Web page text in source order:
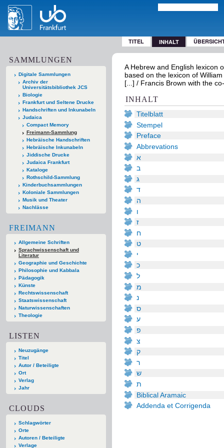
TITEL INHALT
SAMMLUNGEN
Digitale Sammlungen
Archiv der
Universitätsbibliothek JCS
Biologie
Frankfurt und Seltene Drucke
Handschriften und Inkunabeln
Judaica
Compact Memory
Freimann-Sammlung
Hebräische Handschriften
Hebräische Inkunabeln
Jiddische Drucke
Judaica Frankfurt
Kataloge
Rothschild-Sammlung
Kinderbuchsammlungen
Koloniale Sammlungen
Musik und Theater
Nachlässe
FREIMANN
Allgemeine Schriften
Sprachwissenschaft und
Literatur
Geographie und Geschichte
Philosophie und Kabbala
Pädagogik
Künste
Rechtswissenschaft
Staatswissenschaft
Naturwissenschaften
Theologie
LISTEN
Neuzugänge
Titel
Autor / Beteiligte
Ort
Verlag
Jahr
CLOUDS
Schlagwörter
Orte
Autoren / Beteiligte
Verlage
A Hebrew and English lexicon
based on the lexicon of
[...] / Francis Brown with the
INHALT
Titelblatt
Stempel
Preface
Abbrevations
א
ב
ג
ד
ה
ו
ז
ח
ט
י
כ
ל
מ
נ
ס
ע
פ
צ
ק
ר
ש
ת
Biblical Aramaic
Addenda et Corrigenda